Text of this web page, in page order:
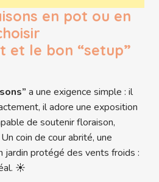
en pot ou en
et le bon “setup”
a une exigence simple : il
il adore une exposition
de soutenir floraison,
coin de cour abrité, une
jardin protégé des vents froids :
☀️